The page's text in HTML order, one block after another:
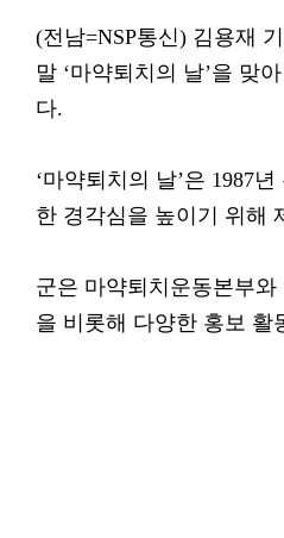
(전남=NSP통신) 김용재
말 ‘마약퇴치의 날’을 맞
다.
‘마약퇴치의 날’은 1987
한 경각심을 높이기 위해
군은 마약퇴치운동본부
을 비롯해 다양한 홍보 활